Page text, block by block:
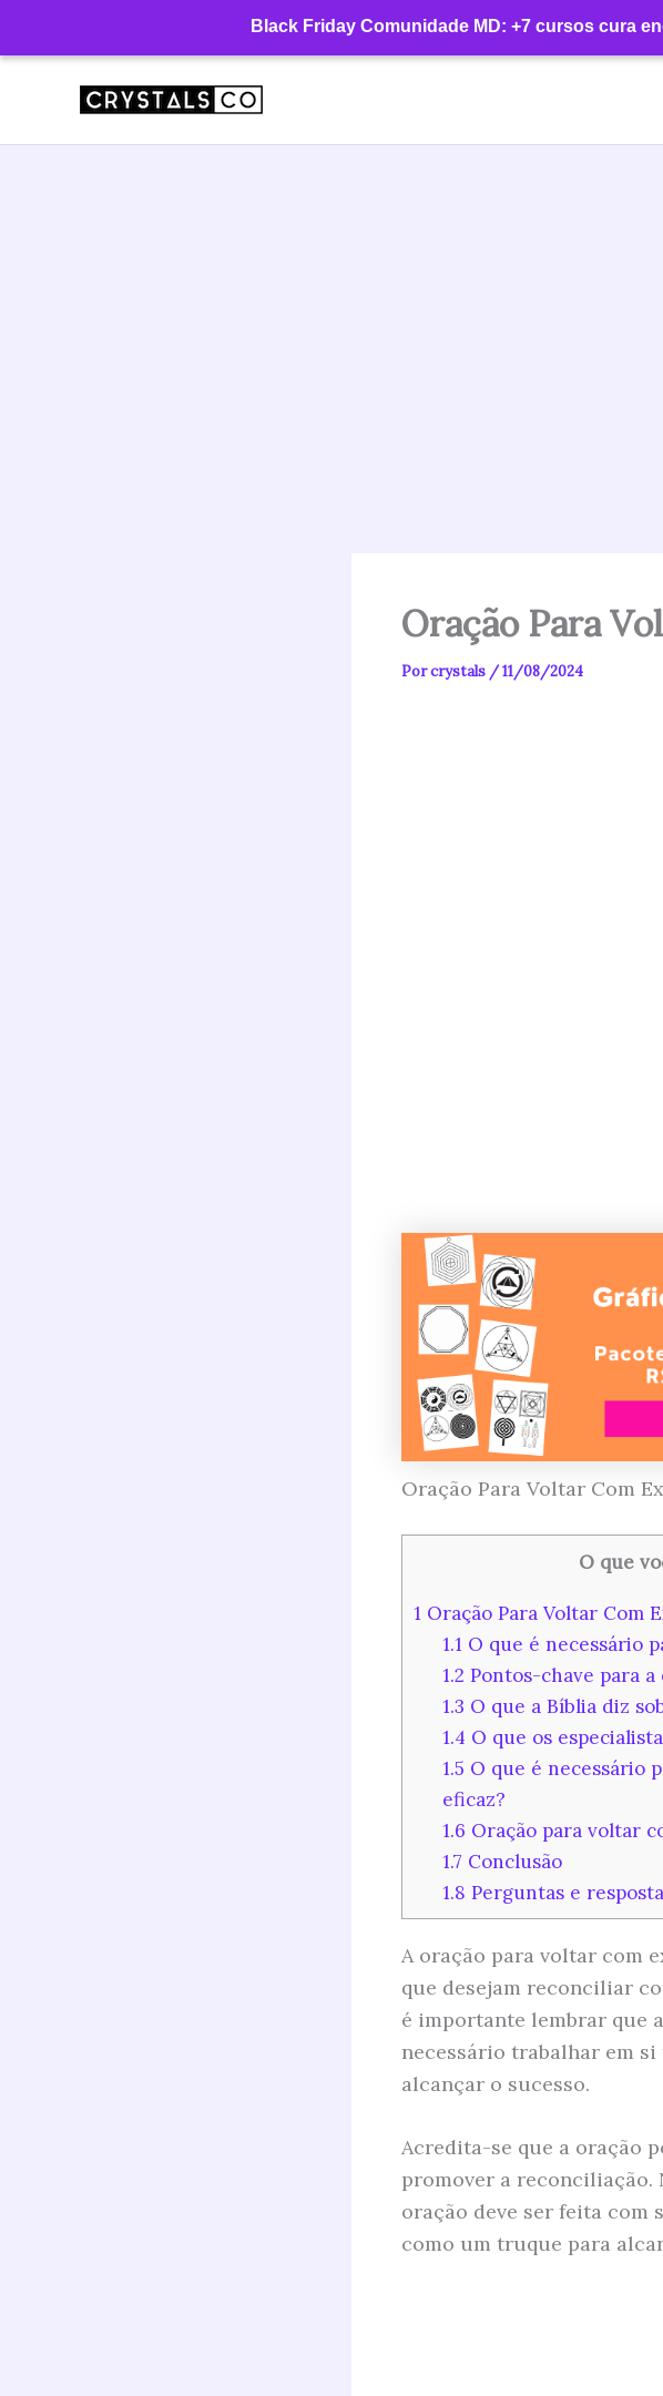
Black Friday Comunidade MD: +7 cursos cura
conteúdo
Oração Para
Porcrystals /11/08/2024
Oração Para Voltar Com Ex
O que
1 Oração Para Voltar Com
1.1O que é necessário
1.2 Pontos-chave para
1.3 O que a Bíblia diz
1.4 O que os
1.5 O que é necessário
eficaz?
1.6 Oração para voltar
1.7 Conclusão
1.8 Perguntas e
A oração para voltar com
que desejam reconciliar
é importante lembrar que
necessário trabalhar em
alcançar o sucesso.
Acredita-se que a oração
promover a reconciliação.
oração deve ser feita com
como um truque para